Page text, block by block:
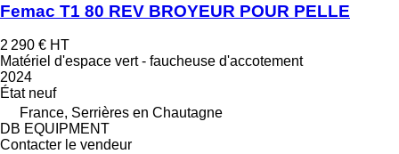
Femac T1 80 REV BROYEUR POUR PELLE
2 290 € HT
Matériel d'espace vert - faucheuse d'accotement
2024
Étatneuf
France, Serrières en Chautagne
DB EQUIPMENT
Contacter le vendeur